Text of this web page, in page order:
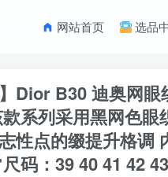
网站首页 选品
】Dior B30 迪奥网
系列采用黑网色
性点的缀提升格调
码：39 40 41 42